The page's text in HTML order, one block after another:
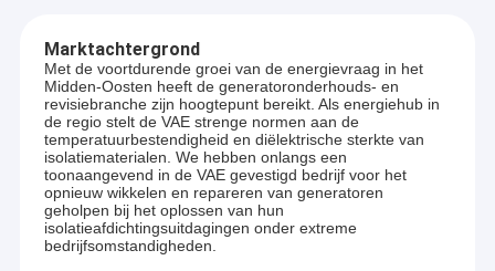
Marktachtergrond
Met de voortdurende groei van de energievraag in het
Midden-Oosten heeft de generatoronderhouds- en
revisiebranche zijn hoogtepunt bereikt. Als energiehub in
de regio stelt de VAE strenge normen aan de
temperatuurbestendigheid en diëlektrische sterkte van
isolatiematerialen. We hebben onlangs een
toonaangevend in de VAE gevestigd bedrijf voor het
opnieuw wikkelen en repareren van generatoren
geholpen bij het oplossen van hun
isolatieafdichtingsuitdagingen onder extreme
bedrijfsomstandigheden.